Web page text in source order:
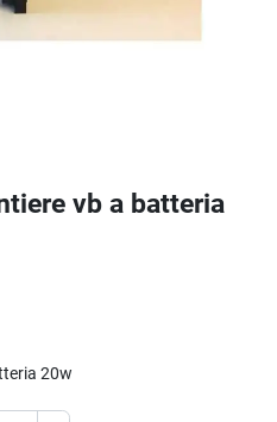
vb a batteria
20w